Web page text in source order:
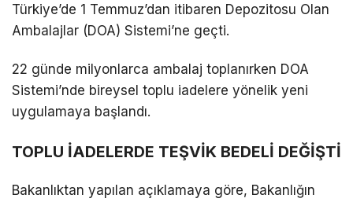
Türkiye’de 1 Temmuz’dan itibaren Depozitosu Olan
Ambalajlar (DOA) Sistemi’ne geçti.
22 günde milyonlarca ambalaj toplanırken DOA
Sistemi’nde bireysel toplu iadelere yönelik yeni
uygulamaya başlandı.
TOPLU İADELERDE TEŞVİK BEDELİ DEĞİŞTİ
Bakanlıktan yapılan açıklamaya göre, Bakanlığın